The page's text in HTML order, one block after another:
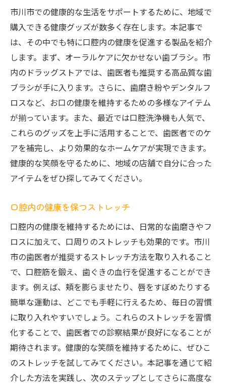
市川市での健康的な生活をサポートするために、地域で
購入できる健康グッズが数多く存在します。本記事で
は、その中でも特に口腔内の健康を促進する製品を紹介
します。まず、オーラルケアに欠かせない歯ブラシ。市
内のドラッグストアでは、歯医者も推奨する高品質な歯
ブラシが手に入ります。さらに、歯磨き粉やデンタルフ
ロスなど、お口の健康を維持するための多様なアイテム
が揃っています。また、最近では口腔洗浄機も人気で、
これらのグッズを上手に活用することで、歯医者でのケ
アを補完し、より効果的なホームケアが実現できます。
健康的な笑顔を守るために、地域の店舗で自分に合った
アイテムをぜひ探してみてください。
口腔内の健康を保つストレッチ
口腔内の健康を維持するためには、日常的な歯磨きやフ
ロスに加えて、口周りのストレッチも効果的です。市川
市の歯医者が推奨するストレッチ方法を取り入れること
で、口腔筋を鍛え、歯ぐきの血行を促進することができ
ます。例えば、頬を膨らませたり、唇をすぼめたりする
簡単な運動は、どこでも手軽に行えるため、毎日の習慣
に取り入れやすいでしょう。これらのストレッチを習慣
化することで、歯医者での診察結果が良好になることが
期待されます。健康的な笑顔を維持するために、ぜひこ
のストレッチを試してみてください。本記事を通じて紹
介した方法を実践し、次のステップとしてさらに高度な